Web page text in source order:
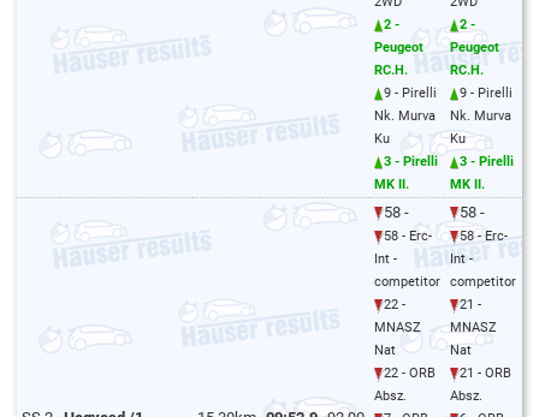
2 -
Peugeot
RC.H.
9 - Pirelli
Nk. Murva
Ku
3 - Pirelli
MK II.
2 -
Peugeot
RC.H.
9 - Pirelli
Nk. Murva
Ku
3 - Pirelli
MK II.
58 -
58 - Erc-
Int -
competitor
22 -
MNASZ
Nat
22 - ORB
Absz.
58 -
58 - Erc-
Int -
competitor
21 -
MNASZ
Nat
21 - ORB
Absz.